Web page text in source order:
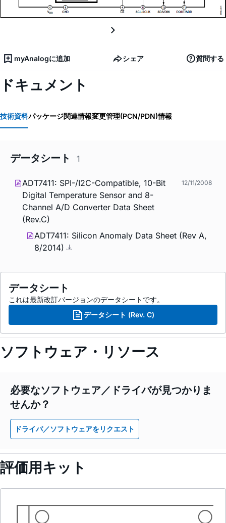
myAnalogに追加 シェア 質問する
ドキュメント
技術資料パッケージ関連情報変更管理(PCN/PDN)情報
データシート 1
ADT7411: SPI-/I2C-Compatible, 10-Bit
Digital Temperature Sensor and 8-
Channel A/D Converter Data Sheet
(Rev.C)
12/11/2008
ADT7411: Silicon Anomaly Data Sheet (Rev A,
8/2014)
データシート
これは最新改訂バージョンのデータシートです。
データシート (Rev. C)
ソフトウェア・リソース
必要なソフトウェア／ドライバが見つかりま
せんか？
ドライバ／ソフトウェアをリクエスト
評価用キット